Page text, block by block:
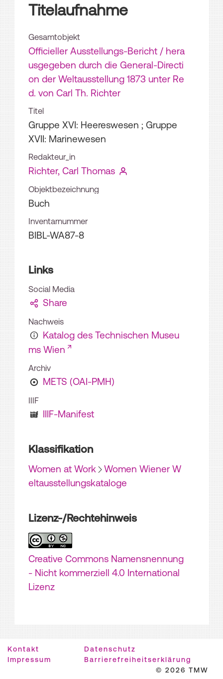
Titelaufnahme
Gesamtobjekt
Officieller Ausstellungs-Bericht / hera
usgegeben durch die General-Directi
on der Weltausstellung 1873 unter Re
d. von Carl Th. Richter
Titel
Gruppe XVI: Heereswesen ; Gruppe
XVII: Marinewesen
Redakteur_in
Richter, Carl Thomas
Objektbezeichnung
Buch
Inventarnummer
BIBL-WA87-8
Links
Social Media
Share
Nachweis
Katalog des Technischen Museu
ms Wien
Archiv
METS (OAI-PMH)
IIIF
IIIF-Manifest
Klassifikation
Women at Work
Women Wiener W
eltausstellungskataloge
Lizenz-/Rechtehinweis
Creative Commons Namensnennung
- Nicht kommerziell 4.0 International
Lizenz
Kontakt
Datenschutz
Impressum
Barrierefreiheitserklärung
© 2026 TMW